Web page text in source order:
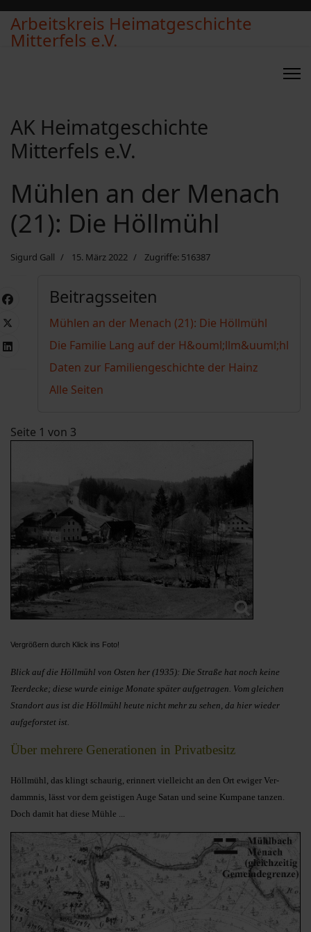
Arbeitskreis Heimatgeschichte
Mitterfels e.V.
AK Heimatgeschichte
Mitterfels e.V.
Mühlen an der Menach
(21): Die Höllmühl
Sigurd Gall 15. März 2022 Zugriffe: 516387
Beitragsseiten
Mühlen an der Menach (21): Die Höllmühl
Die Familie Lang auf der H&ouml;llm&uuml;hl
Daten zur Familiengeschichte der Hainz
Alle Seiten
Seite 1 von 3
Vergrößern durch Klick ins Foto!
Blick auf die Höllmühl von Osten her (1935): Die Straße hat noch keine
Teerdecke; diese wurde einige Monate später aufgetragen. Vom gleichen
Stand­ort aus ist die Höllmühl heute nicht mehr zu sehen, da hier wieder
aufgeforstet ist.
Über mehrere Generationen in Privatbesitz
Höllmühl, das klingt schaurig, erinnert vielleicht an den Ort ewiger Ver­
dammnis, lässt vor dem geistigen Au­ge Satan und seine Kumpane tanzen.
Doch damit hat diese Mühle ...